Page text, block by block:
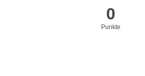
0
Punkte